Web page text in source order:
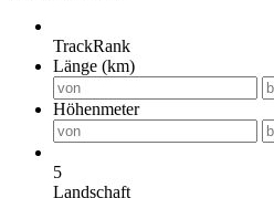
TrackRank
Länge (km)
Höhenmeter
5
Landschaft